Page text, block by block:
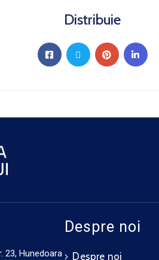
Distribuie
23, Hunedoara
Despre noi
Despre noi